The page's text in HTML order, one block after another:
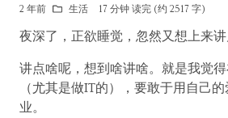
2 年前 生活 17 分钟 读完 (约 2517 字)
夜深了，正欲睡觉，忽然又想上来讲
讲点啥呢，想到啥讲啥。就是我觉
（尤其是做IT的），要敢于用自己
业。